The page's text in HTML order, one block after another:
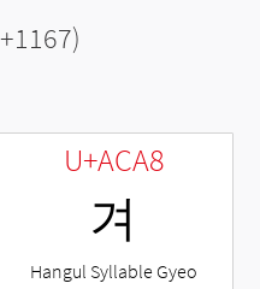
U+ACA8
겨
Hangul Syllable Gyeo